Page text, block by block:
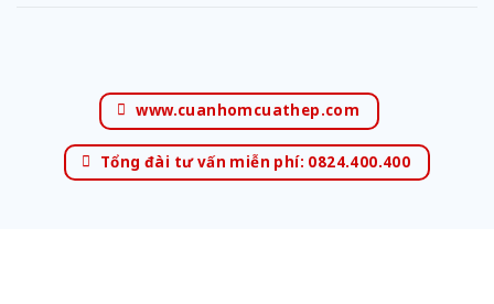
www.cuanhomcuathep.com
Tổng đài tư vấn miễn phí: 0824.400.400